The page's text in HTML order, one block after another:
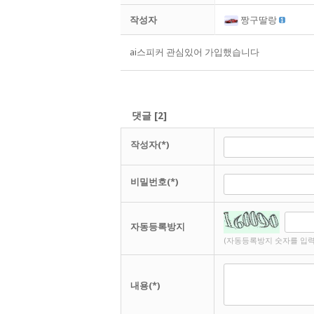
작성자 짱구딸랑
ai스피커 관심있어 가입했습니다
댓글 [2]
작성자(*)
비밀번호(*)
자동등록방지
(자동등록방지 숫자를 입
내용(*)